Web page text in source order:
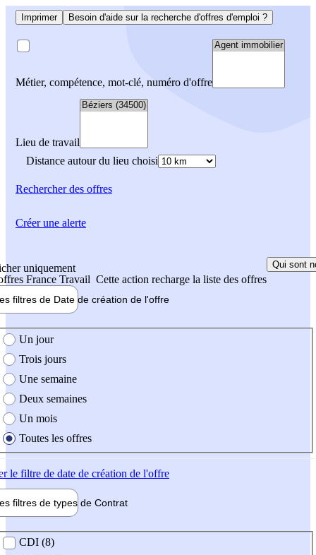
Imprimer Besoin d'aide sur la recherche d'offres d'emploi ?
Métier, compétence, mot-clé, numéro d'offre
Lieu de travail
Distance autour du lieu choisi
Rechercherdes offres
uniquement
France Travail Cette action recharge la liste des offres
Qui sont
filtres de Date de création de l'offre
création de l'offre
Un jour
Trois jours
Une semaine
Deux semaines
Un mois
Toutes les offres
le filtre de date de création de l'offre
filtres de types de Contrat
contrat
CDI (8)
Créer une alerte